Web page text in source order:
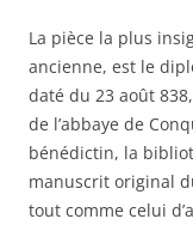
La pièce la plus
ancienne, est le
daté du 23 août
de l’abbaye de
bénédictin, la
manuscrit original
tout comme celui